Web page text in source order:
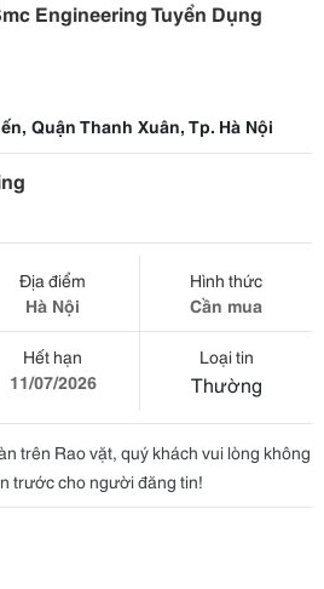
Engineering Tuyển Dụng
Quận Thanh Xuân, Tp. Hà Nội
Địa điểm
Hà Nội
Hình thức
Cần mua
Hết hạn
11/07/2026
Loại tin
Thường
trên Rao vặt, quý khách vui lòng không
trước cho người đăng tin!